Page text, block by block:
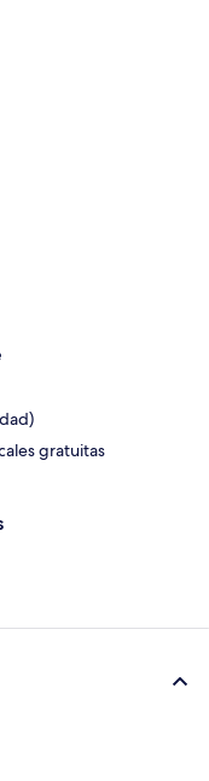
gratuitas